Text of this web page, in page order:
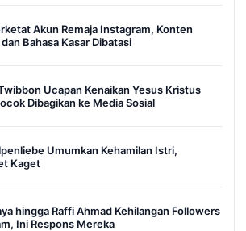
Akun Remaja Instagram, Konten
Bahasa Kasar Dibatasi
Ucapan Kenaikan Yesus Kristus
Dibagikan ke Media Sosial
Umumkan Kehamilan Istri,
Kaget
hingga Raffi Ahmad Kehilangan Followers
Ini Respons Mereka